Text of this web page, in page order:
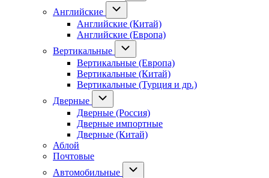
Английские
Английские (Китай)
Английские (Европа)
Вертикальные
Вертикальные (Европа)
Вертикальные (Китай)
Вертикальные (Турция и др.)
Дверные
Дверные (Россия)
Дверные импортные
Дверные (Китай)
Аблой
Почтовые
Автомобильные